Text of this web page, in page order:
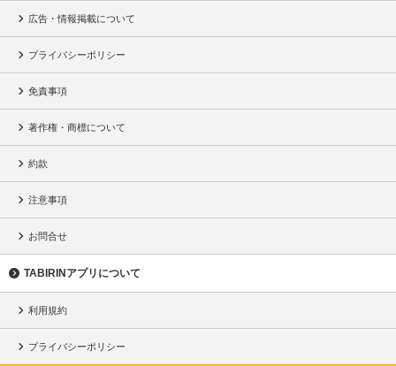
広告・情報掲載について
プライバシーポリシー
免責事項
著作権・商標について
約款
注意事項
お問合せ
TABIRINアプリについて
利用規約
プライバシーポリシー